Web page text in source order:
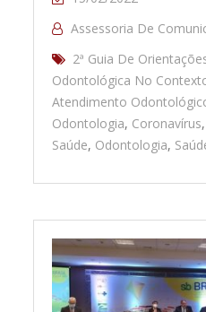
Assessoria De
2ª Guia De
Odontológica No
Atendimento
Odontologia, Coronavírus,
Saúde, Odontologia,